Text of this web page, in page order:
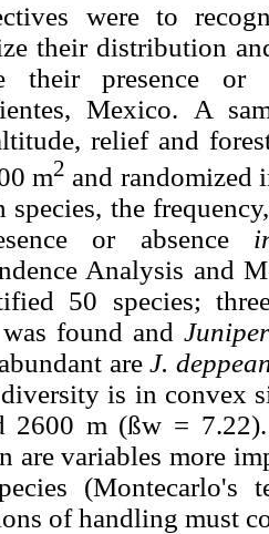
were to
their distribution
their presence
Mexico. A
relief and
m2 and randomized
species, the
or absence
Analysis and
50 species;
was found and
areJ.
is in convex
2600 m (ßw =
are variables more
(Montecarlo's
of handling must